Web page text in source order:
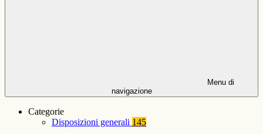
Menu di
navigazione
Categorie
Disposizioni generali 145